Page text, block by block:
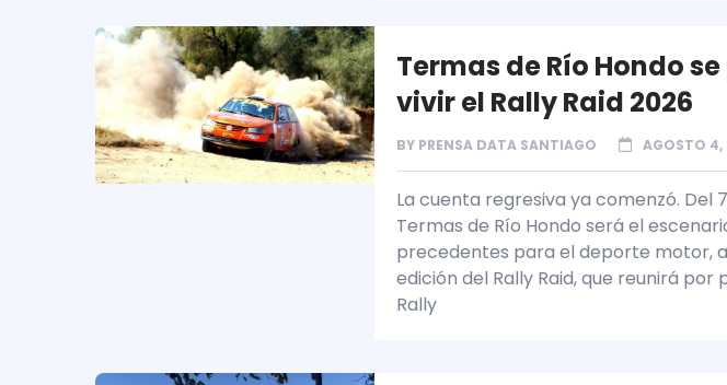
Termas de Río Hondo
vivir el Rally Raid 2026
BY PRENSA DATA SANTIAGO AGOSTO
La cuenta regresiva ya comenzó. Del
Termas de Río Hondo será el
precedentes para el deporte motor,
edición del Rally Raid, que reunirá por
Rally